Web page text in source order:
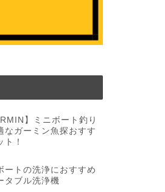
】ミニボート釣り
なガーミン魚探おすす
ト！
ートの洗浄におすすめ
タブル洗浄機